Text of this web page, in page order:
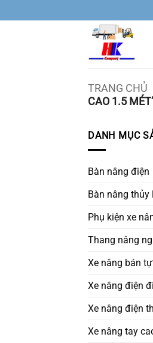
qua
TRANG CHỦ
CAO 1.5
DANH MỤC
Bàn nâng điện
Bàn nâng thủy
Phụ kiện xe
Thang nâng
Xe nâng bán
Xe nâng điện
Xe nâng điện
Xe nâng tay